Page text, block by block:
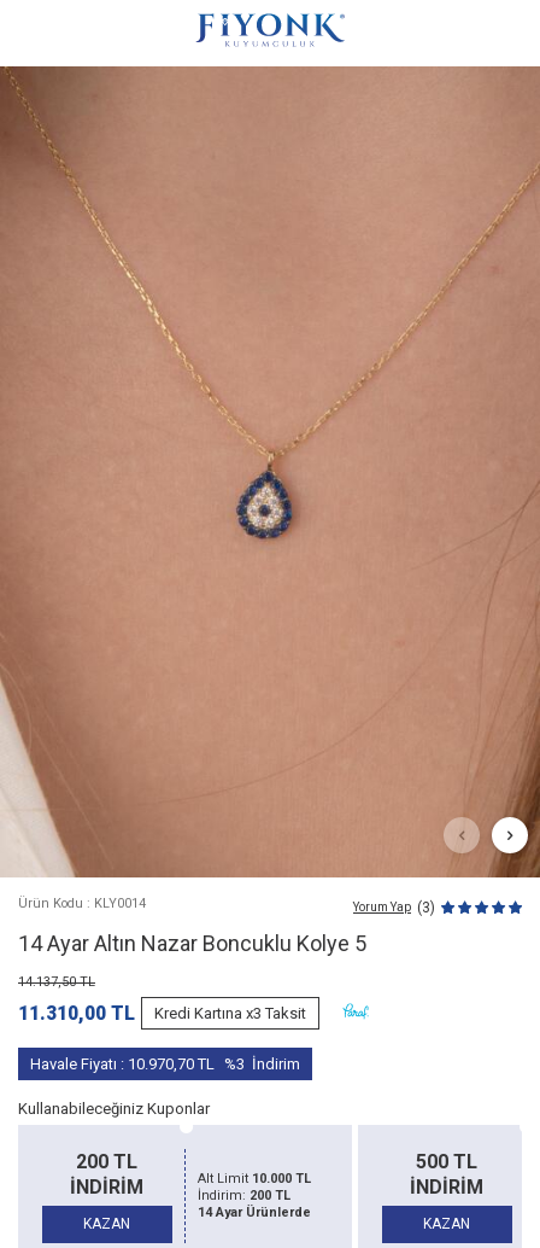
Ürün Kodu : KLY0014 Yorum Yap (3)
14 Ayar Altın Nazar Boncuklu Kolye 5
14.137,50TL
11.310,00 TL Kredi Kartına x3 Taksit
Havale Fiyatı : 10.970,70TL %3 İndirim
Kullanabileceğiniz Kuponlar
200 TL
İNDİRİM
KAZAN
Alt Limit10.000 TL
İndirim:200 TL
14 Ayar Ürünlerde
500 TL
İNDİRİM
KAZAN